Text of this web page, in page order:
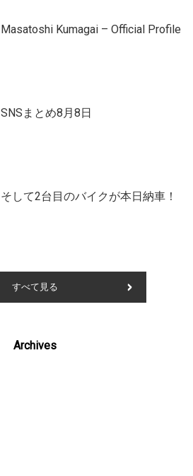
Masatoshi Kumagai – Official Profile
SNSまとめ8月8日
そして2台目のバイクが本日納車！
すべて見る
Archives